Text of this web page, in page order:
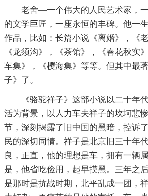
老舍—一个伟大的人民艺术家，
的文学巨匠，一座永恒的丰碑。他一
作品，比如：长篇小说《离婚》，《
《龙须沟》，《茶馆》，《春花秋实
车集》，《樱海集》等等。但其中最
子》了。
《骆驼祥子》这部小说以二十年
活为背景，以人力车夫祥子的坎坷悲
节，深刻揭露了旧中国的黑暗，控诉
民的深切同情。祥子是北京旧三十年
良，正直，他的理想是车，拥有一辆
是，他省吃俭用，起早摸黑。三年之
是那时是抗战时期，北平乱成一团，